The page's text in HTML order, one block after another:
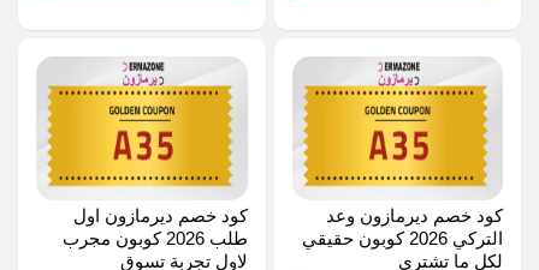
كود خصم ديرمازون وعد
التركي 2026 كوبون حقيقي
لكل ما تشتري
كود خصم ديرمازون اول
طلب 2026 كوبون مجرب
لاول تجربة تسوق